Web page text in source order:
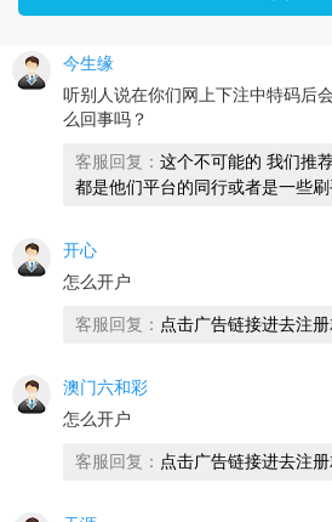
今生缘
听别人说在你们网上下注中特码后
么回事吗？
客服回复： 这个不可能的 我们推
都是他们平台的同行或者是一些
开心
怎么开户
客服回复： 点击广告链接进去注
澳门六和彩
怎么开户
客服回复： 点击广告链接进去注